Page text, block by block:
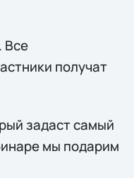
Все
получат
задаст самый
мы подарим